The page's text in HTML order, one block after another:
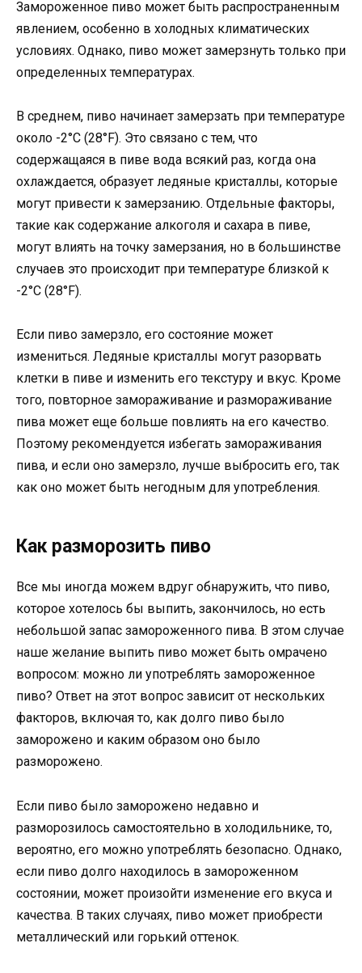
Замороженное пиво может быть распространенным
явлением, особенно в холодных климатических
условиях. Однако, пиво может замерзнуть только при
определенных температурах.
В среднем, пиво начинает замерзать при температуре
около -2°C (28°F). Это связано с тем, что
содержащаяся в пиве вода всякий раз, когда она
охлаждается, образует ледяные кристаллы, которые
могут привести к замерзанию. Отдельные факторы,
такие как содержание алкоголя и сахара в пиве,
могут влиять на точку замерзания, но в большинстве
случаев это происходит при температуре близкой к
-2°C (28°F).
Если пиво замерзло, его состояние может
измениться. Ледяные кристаллы могут разорвать
клетки в пиве и изменить его текстуру и вкус. Кроме
того, повторное замораживание и размораживание
пива может еще больше повлиять на его качество.
Поэтому рекомендуется избегать замораживания
пива, и если оно замерзло, лучше выбросить его, так
как оно может быть негодным для употребления.
Как разморозить пиво
Все мы иногда можем вдруг обнаружить, что пиво,
которое хотелось бы выпить, закончилось, но есть
небольшой запас замороженного пива. В этом случае
наше желание выпить пиво может быть омрачено
вопросом: можно ли употреблять замороженное
пиво? Ответ на этот вопрос зависит от нескольких
факторов, включая то, как долго пиво было
заморожено и каким образом оно было
разморожено.
Если пиво было заморожено недавно и
разморозилось самостоятельно в холодильнике, то,
вероятно, его можно употреблять безопасно. Однако,
если пиво долго находилось в замороженном
состоянии, может произойти изменение его вкуса и
качества. В таких случаях, пиво может приобрести
металлический или горький оттенок.